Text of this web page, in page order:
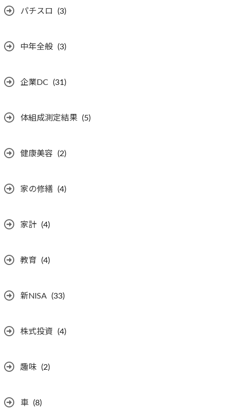
パチスロ (3)
中年全般 (3)
企業DC (31)
体組成測定結果 (5)
健康美容 (2)
家の修繕 (4)
家計 (4)
教育 (4)
新NISA (33)
株式投資 (4)
趣味 (2)
車 (8)